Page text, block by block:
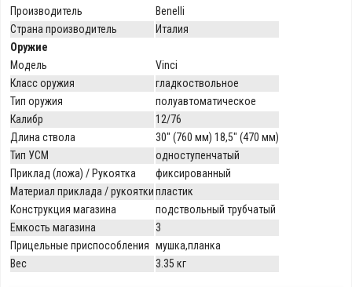
Производитель
Benelli
Страна производитель
Италия
Оружие
Модель
Vinci
Класс оружия
гладкоствольное
Тип оружия
полуавтоматическое
Калибр
12/76
Длина ствола
30" (760 мм) 18,5" (470 мм)
Тип УСМ
одноступенчатый
Приклад (ложа) / Рукоятка
фиксированный
Материал приклада / рукояткипластик
Конструкция магазина
подствольный трубчатый
Емкость магазина
3
Прицельные приспособления мушка,планка
Вес
3.35 кг